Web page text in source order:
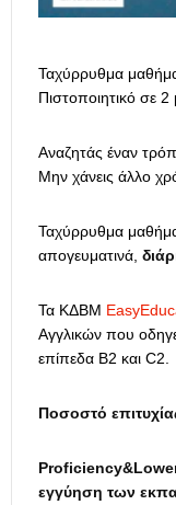
Ταχύρρυθμα
Πιστοποιητικό σε 2
Αναζητάς έναν
Μην χάνεις άλλο
Ταχύρρυθμα
απογευματινά,
Τα ΚΔΒΜ
Αγγλικών που
επίπεδα Β2 και C2.
Ποσοστό
Proficiency&
εγγύηση των